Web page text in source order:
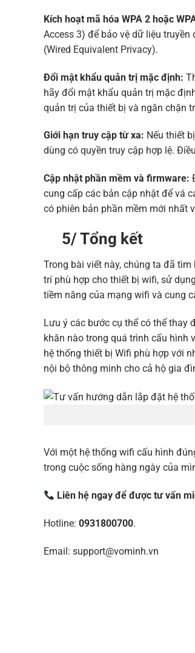
Kích hoạt mã hóa WPA 2 hoặc
Access 3) để bảo vệ dữ liệu
(Wired Equivalent Privacy).
Đổi mật khẩu quản trị mặc định:
hãy đổi mật khẩu quản trị mặc
quản trị của thiết bị và ngăn chặn
Giới hạn truy cập từ xa: Nếu thiết
dùng có quyền truy cập hợp lệ.
Cập nhật phần mềm và firmware:
cung cấp các bản cập nhật để vá
có phiên bản phần mềm mới nhất
5/ Tổng kết
Trong bài viết này, chúng ta đã
trí phù hợp cho thiết bị wifi, sử
tiềm năng của mạng wifi và cung
Lưu ý các bước cụ thể có thể thay
khăn nào trong quá trình cấu hình
hệ thống thiết bị Wifi phù hợp với
nội bộ thông minh cho cả hộ gia
Với một hệ thống wifi cấu hình
trong cuộc sống hàng ngày của
Liên hệ ngay để được tư vấn
Hotline: 0931800700.
Email: support@vominh.vn